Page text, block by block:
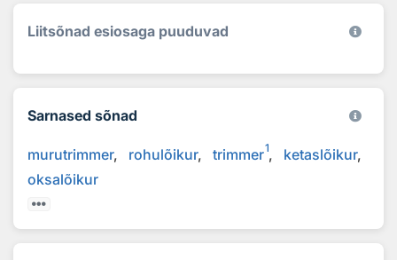
Liitsõnad esiosaga puuduvad
Sarnased sõnad
murutrimmer rohulõikur trimmer1
ketaslõikur
oksalõikur